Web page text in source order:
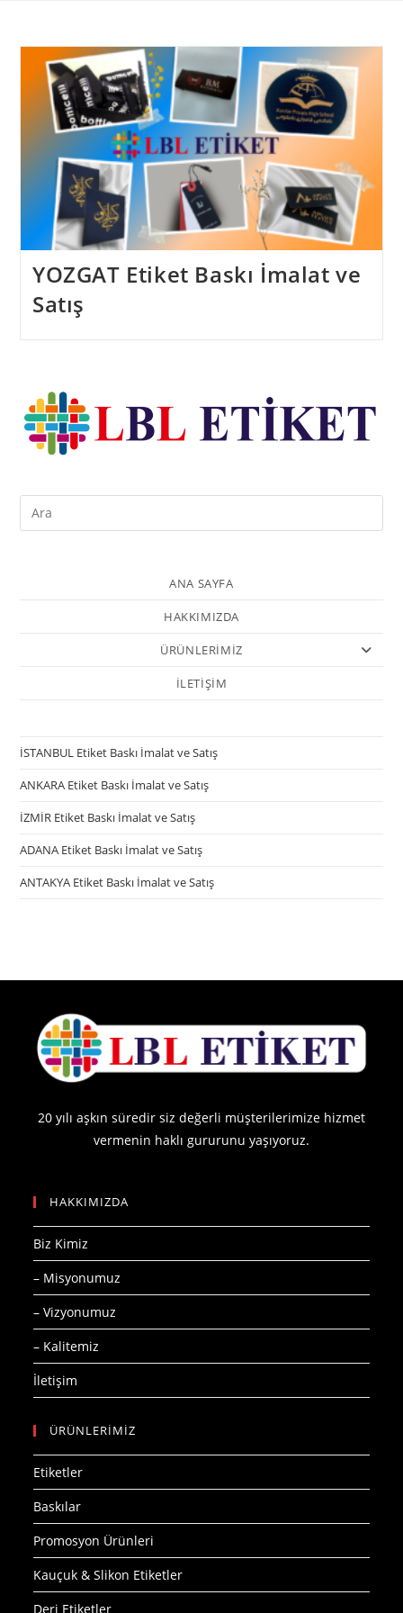
YOZGAT Etiket Baskı İmalat ve
Satış
ANA SAYFA
HAKKIMIZDA
ÜRÜNLERİMİZ
İLETİŞİM
İSTANBUL Etiket Baskı İmalat ve Satış
ANKARA Etiket Baskı İmalat ve Satış
İZMİR Etiket Baskı İmalat ve Satış
ADANA Etiket Baskı İmalat ve Satış
ANTAKYA Etiket Baskı İmalat ve Satış
20 yılı aşkın süredir siz değerli müşterilerimize hizmet
vermenin haklı gururunu yaşıyoruz.
HAKKIMIZDA
Biz Kimiz
– Misyonumuz
– Vizyonumuz
– Kalitemiz
İletişim
ÜRÜNLERİMİZ
Etiketler
Baskılar
Promosyon Ürünleri
Kauçuk & Slikon Etiketler
Deri Etiketler